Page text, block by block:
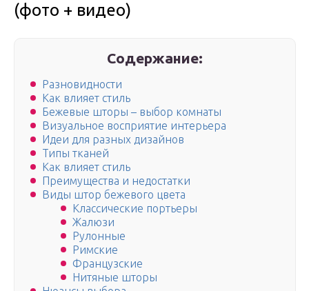
(фото + видео)
Содержание:
Разновидности
Как влияет стиль
Бежевые шторы – выбор комнаты
Визуальное восприятие интерьера
Идеи для разных дизайнов
Типы тканей
Как влияет стиль
Преимущества и недостатки
Виды штор бежевого цвета
Классические портьеры
Жалюзи
Рулонные
Римские
Французские
Нитяные шторы